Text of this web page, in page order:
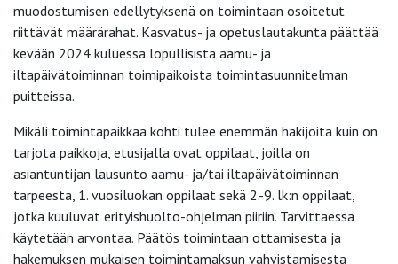
muodostumisen edellytyksenä on toimintaan osoitetut
riittävät määrärahat. Kasvatus- ja opetuslautakunta päättää
kevään 2024 kuluessa lopullisista aamu- ja
iltapäivätoiminnan toimipaikoista toimintasuunnitelman
puitteissa.
Mikäli toimintapaikkaa kohti tulee enemmän hakijoita kuin on
tarjota paikkoja, etusijalla ovat oppilaat, joilla on
asiantuntijan lausunto aamu- ja/tai iltapäivätoiminnan
tarpeesta, 1. vuosiluokan oppilaat sekä 2.-9. lk:n oppilaat,
jotka kuuluvat erityishuolto-ohjelman piiriin. Tarvittaessa
käytetään arvontaa. Päätös toimintaan ottamisesta ja
hakemuksen mukaisen toimintamaksun vahvistamisesta